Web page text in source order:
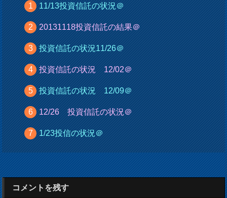
11/13投資信託の状況＠
20131118投資信託の結果＠
投資信託の状況11/26＠
投資信託の状況 12/02＠
投資信託の状況 12/09＠
12/26 投資信託の状況＠
1/23投信の状況＠
コメントを残す